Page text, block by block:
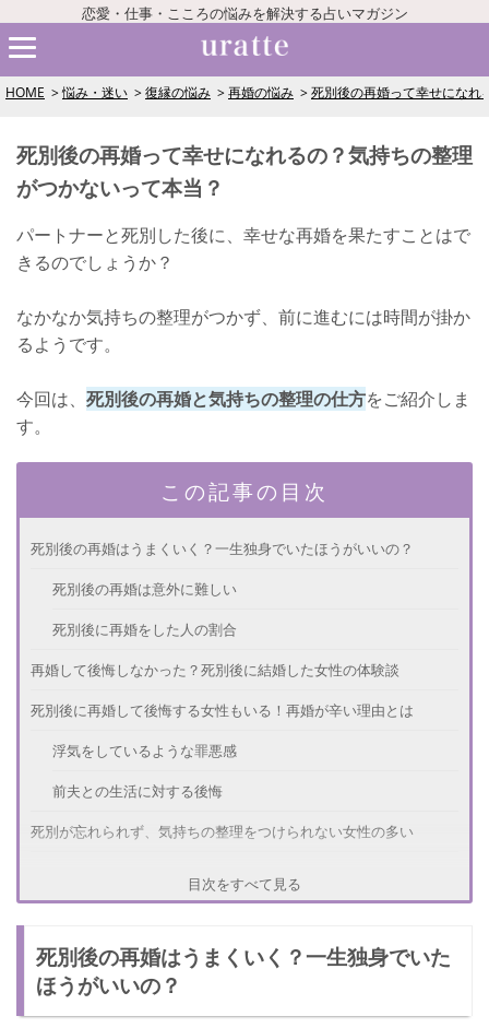
恋愛・仕事・こころの悩みを解決する占いマガジン
HOME 悩み・迷い 復縁の悩み 再婚の悩み 死別後の再婚って幸せになれ
死別後の再婚って幸せになれるの？気持ちの整理
がつかないって本当？
パートナーと死別した後に、幸せな再婚を果たすことはで
きるのでしょうか？
なかなか気持ちの整理がつかず、前に進むには時間が掛か
るようです。
今回は、 死別後の再婚と気持ちの整理の仕方をご紹介しま
す。
この記事の目次
死別後の再婚はうまくいく？一生独身でいたほうがいいの？
死別後の再婚は意外に難しい
死別後に再婚をした人の割合
再婚して後悔しなかった？死別後に結婚した女性の体験談
死別後に再婚して後悔する女性もいる！再婚が辛い理由とは
浮気をしているような罪悪感
前夫との生活に対する後悔
死別が忘れられず、気持ちの整理をつけられない女性の多い
死別後の再婚って幸せになれるの？気持ちの整理をつける方法
目次をすべて見る
死別後の再婚はうまくいく？一生独身でいた
ほうがいいの？